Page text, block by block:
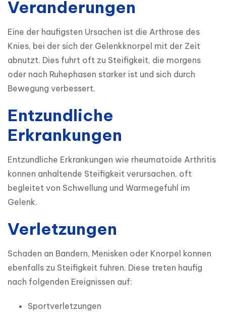
Veranderungen
Eine der haufigsten Ursachen ist die Arthrose des
Knies, bei der sich der Gelenkknorpel mit der Zeit
abnutzt. Dies fuhrt oft zu Steifigkeit, die morgens
oder nach Ruhephasen starker ist und sich durch
Bewegung verbessert.
Entzundliche
Erkrankungen
Entzundliche Erkrankungen wie rheumatoide Arthritis
konnen anhaltende Steifigkeit verursachen, oft
begleitet von Schwellung und Warmegefuhl im
Gelenk.
Verletzungen
Schaden an Bandern, Menisken oder Knorpel konnen
ebenfalls zu Steifigkeit fuhren. Diese treten haufig
nach folgenden Ereignissen auf:
Sportverletzungen